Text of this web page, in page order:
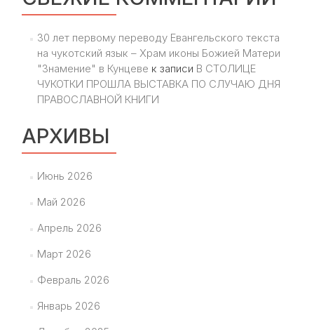
30 лет первому переводу Евангельского текста
на чукотский язык – Храм иконы Божией Матери
"Знамение" в Кунцеве к записи В СТОЛИЦЕ
ЧУКОТКИ ПРОШЛА ВЫСТАВКА ПО СЛУЧАЮ ДНЯ
ПРАВОСЛАВНОЙ КНИГИ
АРХИВЫ
Июнь 2026
Май 2026
Апрель 2026
Март 2026
Февраль 2026
Январь 2026